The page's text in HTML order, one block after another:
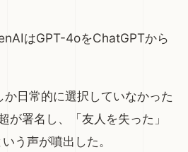
はGPT-4oをChatGPTから
日常的に選択していなかった
が署名し、「友人を失った」
う声が噴出した。